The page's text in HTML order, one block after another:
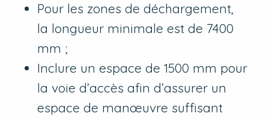
Pour les zones de déchargement,
la longueur minimale est de 7400
mm ;
Inclure un espace de 1500 mm pour
la voie d’accès afin d’assurer un
espace de manœuvre suffisant